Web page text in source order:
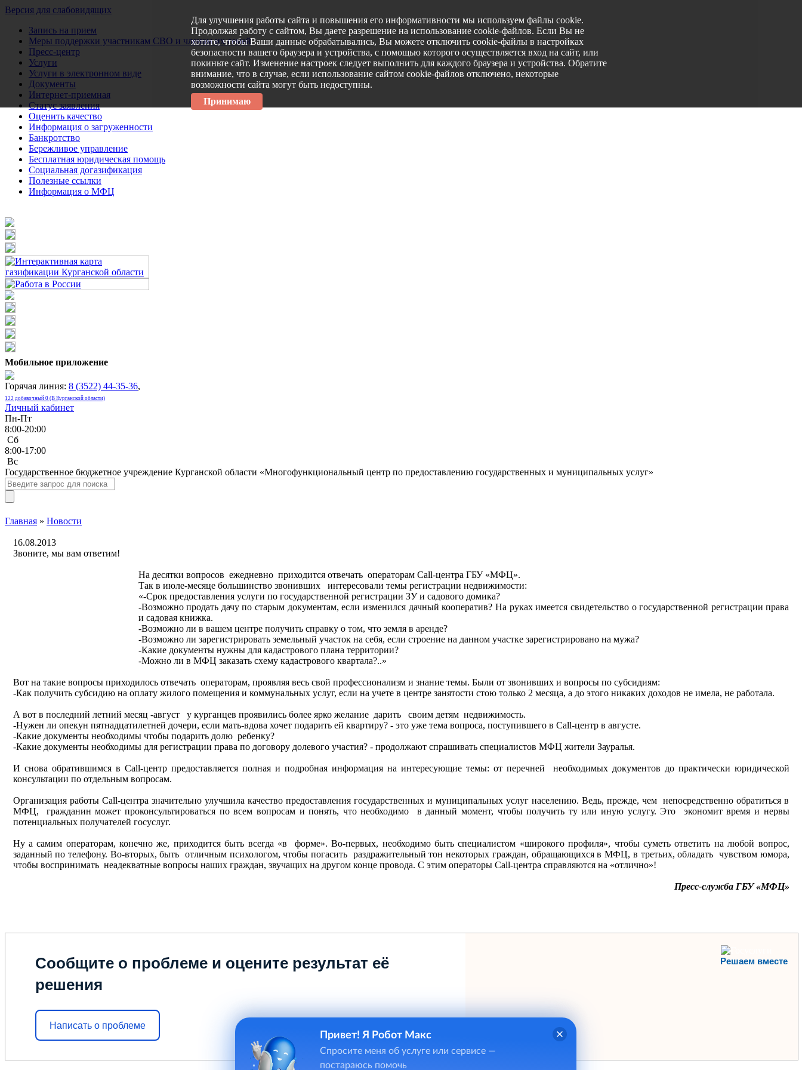
Версия для слабовидящих
Запись на прием
Меры поддержки участникам СВО и членам их семей
Пресс-центр
Услуги
Услуги в электронном виде
Документы
Интернет-приемная
Статус заявления
Оценить качество
Информация о загруженности
Банкротство
Бережливое управление
Бесплатная юридическая помощь
Социальная догазификация
Полезные ссылки
Информация о МФЦ
Мобильное приложение
Горячая линия: 8 (3522) 44-35-36,
122 добавочный 0 (В Курганской области)
Личный кабинет
Пн-Пт
8:00-20:00
Сб
8:00-17:00
Bc
Государственное бюджетное учреждение Курганской области «Многофункциональный центр по предоставлению государственных и муниципальных услуг»
Главная » Новости
16.08.2013
Звоните, мы вам ответим!
На десятки вопросов ежедневно приходится отвечать операторам Call-центра ГБУ «МФЦ».
Так в июле-месяце большинство звонивших интересовали темы регистрации недвижимости:
«-Срок предоставления услуги по государственной регистрации ЗУ и садового домика?
-Возможно продать дачу по старым документам, если изменился дачный кооператив? На руках имеется свидетельство о государственной регистрации права
и садовая книжка.
-Возможно ли в вашем центре получить справку о том, что земля в аренде?
-Возможно ли зарегистрировать земельный участок на себя, если строение на данном участке зарегистрировано на мужа?
-Какие документы нужны для кадастрового плана территории?
-Можно ли в МФЦ заказать схему кадастрового квартала?..»
Вот на такие вопросы приходилось отвечать операторам, проявляя весь свой профессионализм и знание темы. Были от звонивших и вопросы по субсидиям:
-Как получить субсидию на оплату жилого помещения и коммунальных услуг, если на учете в центре занятости стою только 2 месяца, а до этого никаких доходов не имела, не работала.
А вот в последний летний месяц -август у курганцев проявились более ярко желание дарить своим детям недвижимость.
-Нужен ли опекун пятнадцатилетней дочери, если мать-вдова хочет подарить ей квартиру? - это уже тема вопроса, поступившего в Call-центр в августе.
-Какие документы необходимы чтобы подарить долю ребенку?
-Какие документы необходимы для регистрации права по договору долевого участия? - продолжают спрашивать специалистов МФЦ жители Зауралья.
И снова обратившимся в Call-центр предоставляется полная и подробная информация на интересующие темы: от перечней необходимых документов до практически юридической
консультации по отдельным вопросам.
Организация работы Call-центра значительно улучшила качество предоставления государственных и муниципальных услуг населению. Ведь, прежде, чем непосредственно обратиться в
МФЦ, гражданин может проконсультироваться по всем вопросам и понять, что необходимо в данный момент, чтобы получить ту или иную услугу. Это экономит время и нервы
потенциальных получателей госуслуг.
Ну а самим операторам, конечно же, приходится быть всегда «в форме». Во-первых, необходимо быть специалистом «широкого профиля», чтобы суметь ответить на любой вопрос,
заданный по телефону. Во-вторых, быть отличным психологом, чтобы погасить раздражительный тон некоторых граждан, обращающихся в МФЦ, в третьих, обладать чувством юмора,
чтобы воспринимать неадекватные вопросы наших граждан, звучащих на другом конце провода. С этим операторы Call-центра справляются на «отлично»!
Пресс-служба ГБУ «МФЦ»
Решаем вместе
Сообщите о проблеме и оцените результат её
решения
Написать о проблеме
Для улучшения работы сайта и повышения его информативности мы используем файлы cookie.
Продолжая работу с сайтом, Вы даете разрешение на использование cookie-файлов. Если Вы не
хотите, чтобы Ваши данные обрабатывались, Вы можете отключить cookie-файлы в настройках
безопасности вашего браузера и устройства, с помощью которого осуществляется вход на сайт, или
покиньте сайт. Изменение настроек следует выполнить для каждого браузера и устройства. Обратите
внимание, что в случае, если использование сайтом cookie-файлов отключено, некоторые
возможности сайта могут быть недоступны.
Принимаю
Привет! Я Робот Макс
Спросите меня об услуге или сервисе —
постараюсь помочь